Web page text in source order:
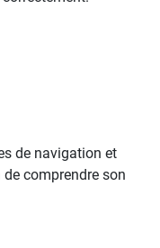
de navigation et
comprendre son